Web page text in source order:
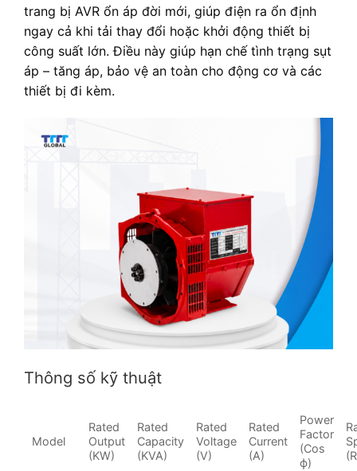
trang bị AVR ổn áp đời mới, giúp điện ra ổn định
ngay cả khi tải thay đổi hoặc khởi động thiết bị
công suất lớn. Điều này giúp hạn chế tình trạng sụt
áp – tăng áp, bảo vệ an toàn cho động cơ và các
thiết bị đi kèm.
Thông số kỹ thuật
Model
Rated
Output
(KW)
Rated
Capacity
(KVA)
Rated
Voltage
(V)
Rated
Current
(A)
Power
Factor
(Cos
ϕ)